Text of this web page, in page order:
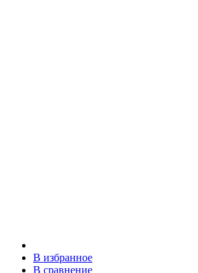
В избранное
В сравнение